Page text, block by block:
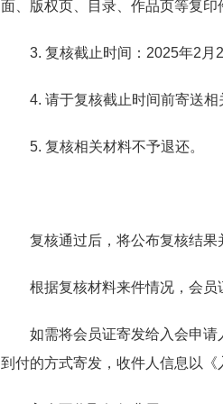
面、 版权页、 目录、作品页等复印
3. 复核截止时间：2025年2月
4. 请于复核截止时间前寄送
5. 复核相关材料不予退还。
复核通过后，将公布复核结果
根据复核材料来件情况， 会员
如需将会员证寄发给入会申请
到付的方式寄发 ，收件人信息以